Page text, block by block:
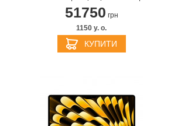
51750 грн
1150 y. о.
КУПИТИ